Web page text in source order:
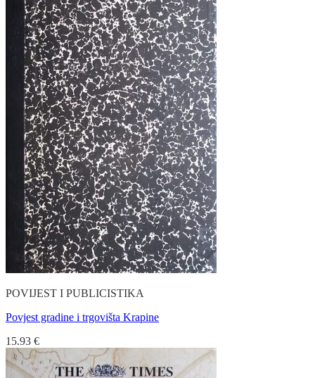
POVIJEST I PUBLICISTIKA
Povjest gradine i trgovišta Krapine
15.93 €